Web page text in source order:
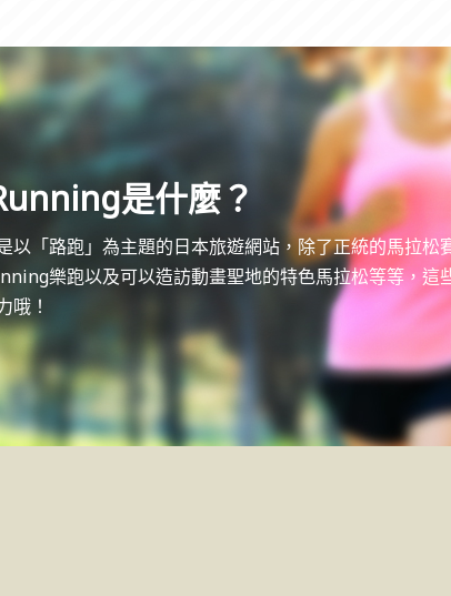
是什麼？
以「路跑」為主題的日本旅遊網站，除了正統的馬拉松
樂跑以及可以造訪動畫聖地的特色馬拉松等等，這
哦！